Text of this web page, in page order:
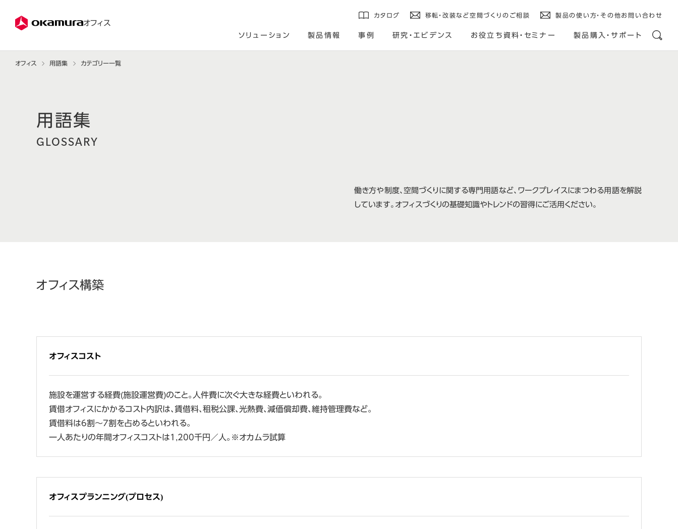
オフィス
カタログ 移転・改装など空間づくりのご相談 製品の使い方・その他お問い合わせ
ソリューション 製品情報 事例 研究・エビデンス お役立ち資料・セミナー 製品購入・サポート
オフィス 用語集 カテゴリー一覧
GLOSSARY
働き方や制度、空間づくりに関する専門用語など、ワークプレイスにまつわる用語を解説
しています。オフィスづくりの基礎知識やトレンドの習得にご活用ください。
オフィス構築
オフィスコスト
施設を運営する経費(施設運営費)のこと。人件費に次ぐ大きな経費といわれる。
賃借オフィスにかかるコスト内訳は、賃借料、租税公課、光熱費、減価償却費、維持管理費など。
賃借料は6割～7割を占めるといわれる。
一人あたりの年間オフィスコストは1,200千円／人。※オカムラ試算
オフィスプランニング(プロセス)